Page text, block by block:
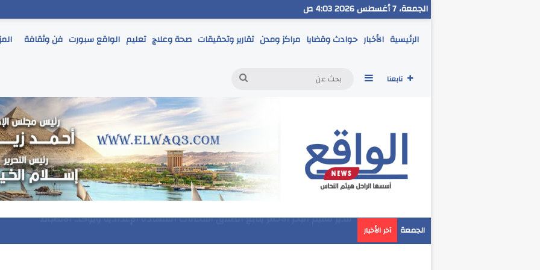
الجمعة، 7 أغسطس 2026 4:03 ص
الرئيسية الأخبار حوادث وقضايا مراكز ومدن تقارير وتحقيقات صحة وعلاج تعليم الواقع سبورت فن وثقافة
تابعنا إضافة عمود جانبي
بحث
الجمعة آخر الأخبار